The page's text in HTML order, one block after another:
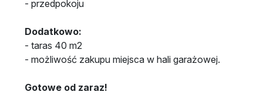
- przedpokoju
Dodatkowo:
- taras 40 m2
- możliwość zakupu miejsca w hali garażowej.
Gotowe od zaraz!